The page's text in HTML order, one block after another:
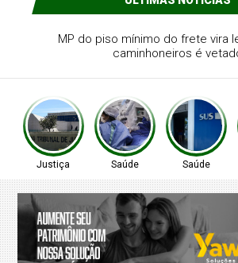
CDH: violência e falta de estrutura
à saúde indígena
Justiça Saúde Saúde